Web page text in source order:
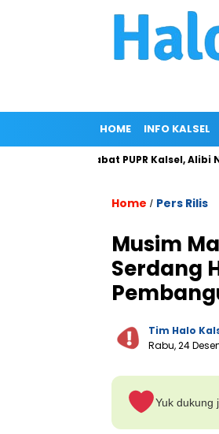
HOME INFO KALSEL
Pejabat PUPR Kalsel, Alibi Nikah
Home / Pers Rilis
Musim
Serdang
Tim Halo
Rabu, 24
Yuk dukung